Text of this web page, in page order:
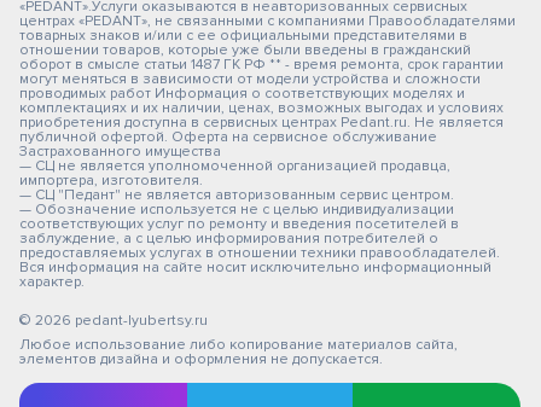
«PEDANT».Услуги оказываются в неавторизованных сервисных
центрах «PEDANT», не связанными с компаниями Правообладателями
товарных знаков и/или с ее официальными представителями в
отношении товаров, которые уже были введены в гражданский
оборот в смысле статьи 1487 ГК РФ ** - время ремонта, срок гарантии
могут меняться в зависимости от модели устройства и сложности
проводимых работ Информация о соответствующих моделях и
комплектациях и их наличии, ценах, возможных выгодах и условиях
приобретения доступна в сервисных центрах Pedant.ru. Не является
публичной офертой. Оферта на сервисное обслуживание
Застрахованного имущества
— СЦ не является уполномоченной организацией продавца,
импортера, изготовителя.
— СЦ "Педант" не является авторизованным сервис центром.
— Обозначение используется не с целью индивидуализации
соответствующих услуг по ремонту и введения посетителей в
заблуждение, а с целью информирования потребителей о
предоставляемых услугах в отношении техники правообладателей.
Вся информация на сайте носит исключительно информационный
характер.
© 2026 pedant-lyubertsy.ru
Любое использование либо копирование материалов сайта,
элементов дизайна и оформления не допускается.